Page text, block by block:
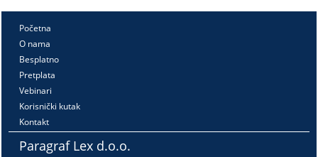
Početna
O nama
Besplatno
Pretplata
Vebinari
Korisnički kutak
Kontakt
Paragraf Lex d.o.o.